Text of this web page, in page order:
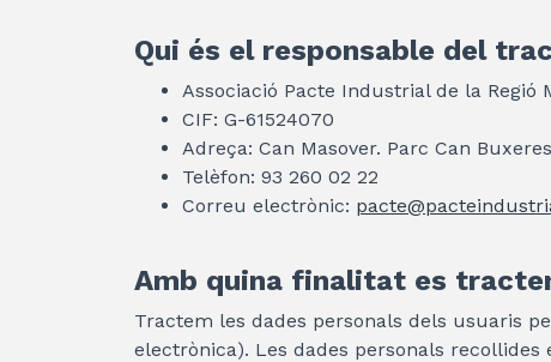
Qui és el responsable del
Associació Pacte Industrial de la Regió
CIF: G-61524070
Adreça: Can Masover. Parc Can
Telèfon: 93 260 02 22
Correu electrònic:
Amb quina finalitat es
Tractem les dades personals dels usuaris
electrònica). Les dades personals